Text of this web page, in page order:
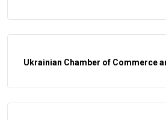
Ukrainian Chamber of Commerce